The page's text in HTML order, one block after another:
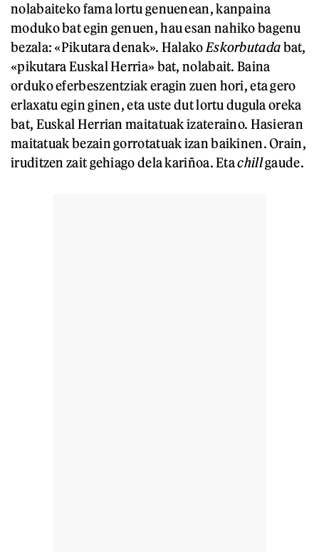
nolabaiteko fama lortu genuenean, kanpaina
moduko bat egin genuen, hau esan nahiko bagenu
bezala: «Pikutara denak». Halako Eskorbutadabat,
«pikutara Euskal Herria» bat, nolabait. Baina
orduko eferbeszentziak eragin zuen hori, eta gero
erlaxatu egin ginen, eta uste dut lortu dugula oreka
bat, Euskal Herrian maitatuak izateraino. Hasieran
maitatuak bezain gorrotatuak izan baikinen. Orain,
iruditzen zait gehiago dela kariñoa. Etachillgaude.